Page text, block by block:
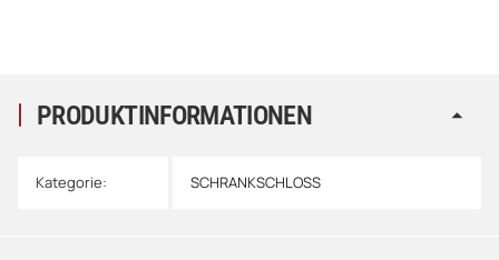
PRODUKTINFORMATIONEN
Kategorie: SCHRANKSCHLOSS